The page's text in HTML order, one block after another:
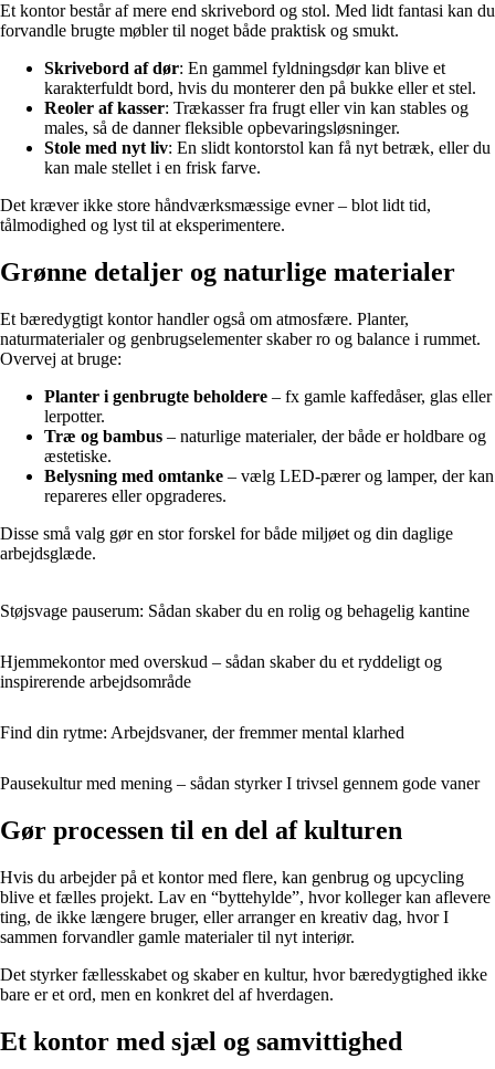
Et kontor består af mere end skrivebord og stol. Med lidt fantasi kan du
forvandle brugte møbler til noget både praktisk og smukt.
Skrivebord af dør: En gammel fyldningsdør kan blive et
karakterfuldt bord, hvis du monterer den på bukke eller et stel.
Reoler af kasser: Trækasser fra frugt eller vin kan stables og
males, så de danner fleksible opbevaringsløsninger.
Stole med nyt liv: En slidt kontorstol kan få nyt betræk, eller du
kan male stellet i en frisk farve.
Det kræver ikke store håndværksmæssige evner – blot lidt tid,
tålmodighed og lyst til at eksperimentere.
Grønne detaljer og naturlige materialer
Et bæredygtigt kontor handler også om atmosfære. Planter,
naturmaterialer og genbrugselementer skaber ro og balance i rummet.
Overvej at bruge:
Planter i genbrugte beholdere – fx gamle kaffedåser, glas eller
lerpotter.
Træ og bambus – naturlige materialer, der både er holdbare og
æstetiske.
Belysning med omtanke – vælg LED-pærer og lamper, der kan
repareres eller opgraderes.
Disse små valg gør en stor forskel for både miljøet og din daglige
arbejdsglæde.
Støjsvage pauserum: Sådan skaber du en rolig og behagelig kantine
Hjemmekontor med overskud – sådan skaber du et ryddeligt og
inspirerende arbejdsområde
Find din rytme: Arbejdsvaner, der fremmer mental klarhed
Pausekultur med mening – sådan styrker I trivsel gennem gode vaner
Gør processen til en del af kulturen
Hvis du arbejder på et kontor med flere, kan genbrug og upcycling
blive et fælles projekt. Lav en “byttehylde”, hvor kolleger kan aflevere
ting, de ikke længere bruger, eller arranger en kreativ dag, hvor I
sammen forvandler gamle materialer til nyt interiør.
Det styrker fællesskabet og skaber en kultur, hvor bæredygtighed ikke
bare er et ord, men en konkret del af hverdagen.
Et kontor med sjæl og samvittighed